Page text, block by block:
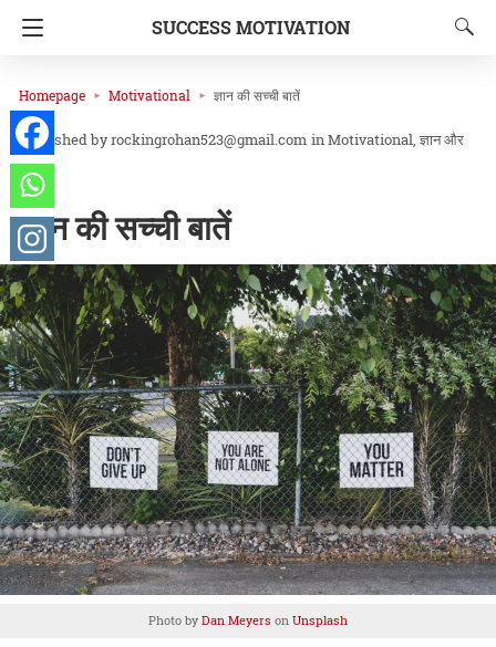
SUCCESS MOTIVATION
Homepage Motivational ज्ञान की सच्ची बातें
rockingrohan523@gmail.com inMotivational ज्ञान और
विकास
ज्ञान की सच्ची बातें
Photo by Dan Meyers on Unsplash